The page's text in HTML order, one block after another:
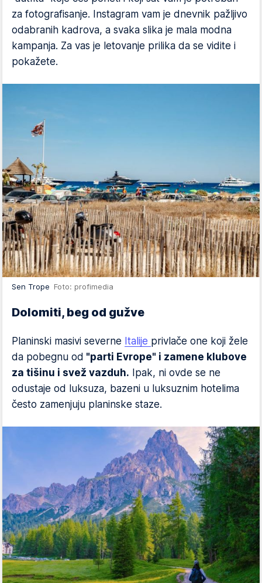
za fotografisanje. Instagram vam je dnevnik pažljivo
odabranih kadrova, a svaka slika je mala modna
kampanja. Za vas je letovanje prilika da se vidite i
pokažete.
Sen Trope Foto: profimedia
Dolomiti, beg od gužve
Planinski masivi severne Italije privlače one koji žele
da pobegnu od "parti Evrope" i zamene klubove
za tišinu i svež vazduh. Ipak, ni ovde se ne
odustaje od luksuza, bazeni u luksuznim hotelima
često zamenjuju planinske staze.